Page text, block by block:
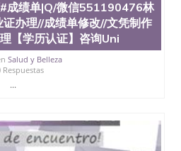
澳洲读CQU中央昆士兰大
书/澳洲读本科硕士做文凭/购
单假文凭学历
澳洲读书未毕
551190476澳洲读CQU中央
买学位证书/澳洲读本科硕
毕业证成绩单假文凭学历办
【学历认证】咨询University
#成绩单|Q/微信551190476林
办理//成绩单修改//文凭制作
理【学历认证】咨询Uni
Salud y Belleza
Respuestas
...